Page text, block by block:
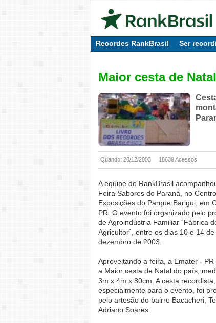
Recordes RankBrasil Ser
Maior cesta de Natal
Quando: 20/12/2003 18639 Acessos
A equipe do RankBrasil
Feira Sabores do Paraná, no
Exposições do Parque Barigui, em
PR. O evento foi organizado pelo
de Agroindústria Familiar ´Fábrica
Agricultor´, entre os dias 10 e 14 de
dezembro de 2003.
Aproveitando a feira, a Emater - PR
a Maior cesta de Natal do país,
3m x 4m x 80cm. A cesta
especialmente para o evento, foi
pelo artesão do bairro Bacacheri,
Adriano Soares.